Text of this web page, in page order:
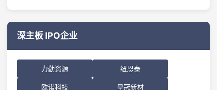
深主板 IPO企业
力勤资源 纽恩泰
欧诺科技 皇冠新材